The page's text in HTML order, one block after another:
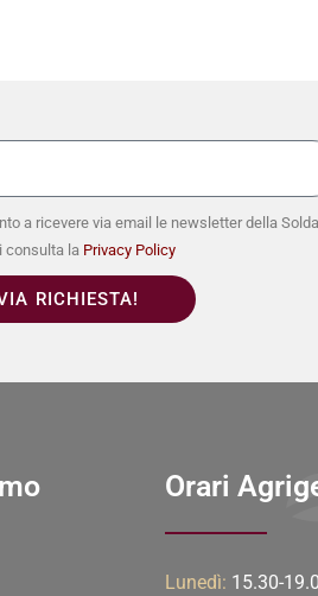
a ricevere via email le newsletter della
consulta la Privacy Policy
RICHIESTA!
Orari
Lunedì: 15.30-